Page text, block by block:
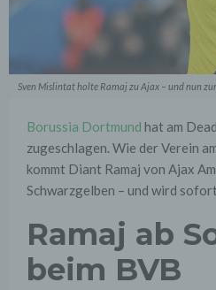
Sven Mislintat holte Ramaj zu Ajax – und nun
Borussia Dortmund hat am
zugeschlagen. Wie der Verein
kommt Diant Ramaj von Ajax
Schwarzgelben – und wird
Ramaj ab
beim BVB